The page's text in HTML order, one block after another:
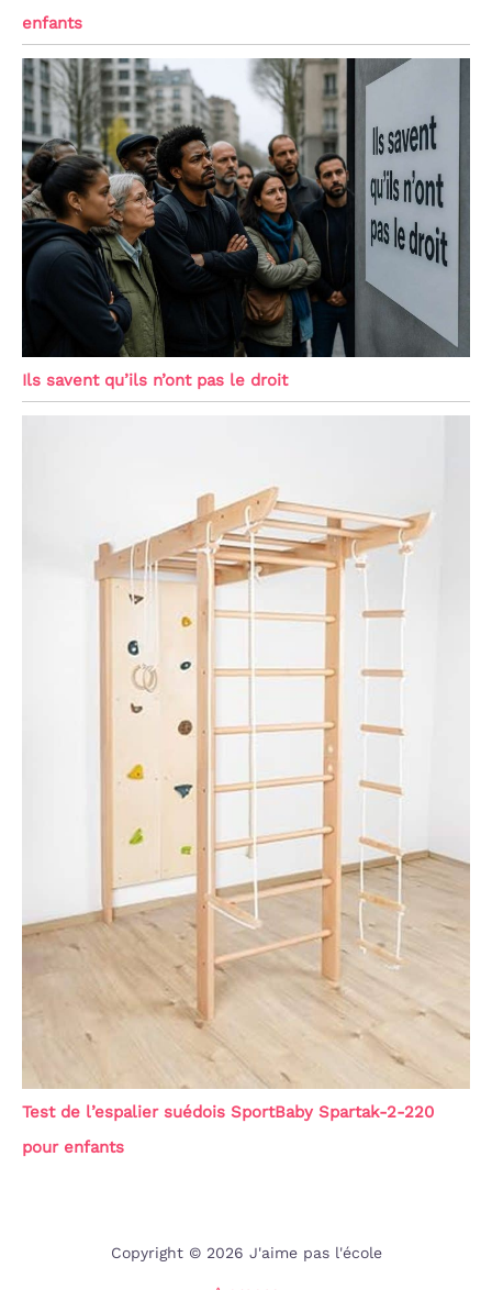
enfants
Ils savent qu’ils n’ont pas le droit
Test de l’espalier suédois SportBaby Spartak-2-220
pour enfants
Copyright © 2026 J'aime pas l'école